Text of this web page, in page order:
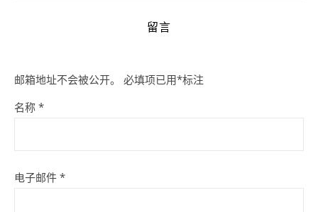
留言
邮箱地址不会被公开。 必填项已用*标注
名称 *
电子邮件 *